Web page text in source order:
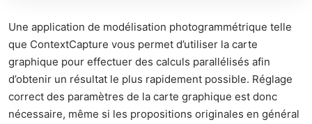
Une application de modélisation photogrammétrique telle
que ContextCapture vous permet d’utiliser la carte
graphique pour effectuer des calculs parallélisés afin
d’obtenir un résultat le plus rapidement possible. Réglage
correct des paramètres de la carte graphique est donc
nécessaire, même si les propositions originales en général